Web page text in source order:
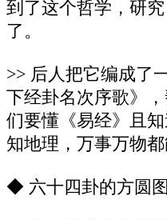
到了这个哲学，研
了。
>> 后人把它编成了
下经卦名次序歌》
们要懂《易经》且
知地理，万事万物都
◆ 六十四卦的方圆图